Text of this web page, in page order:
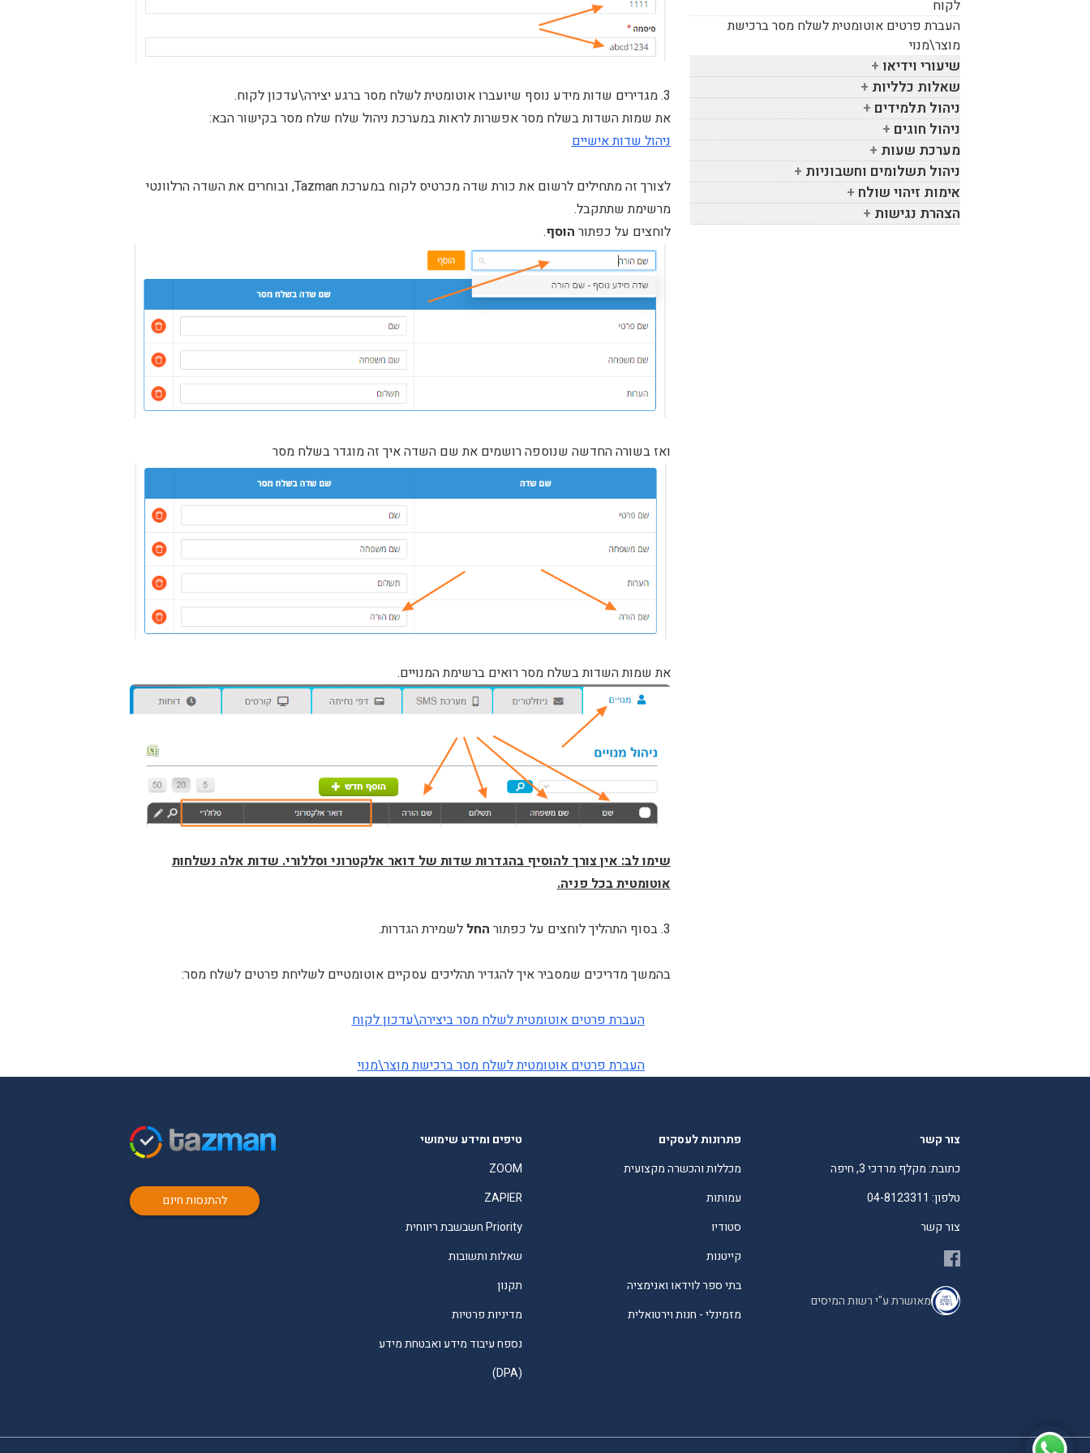
לקוח
העברת פרטים אוטומטית לשלח מסר ברכישת
מוצר\מנוי
שיעורי וידיאו
שאלות כלליות
ניהול תלמידים
ניהול חוגים
מערכת שעות
ניהול תשלומים וחשבוניות
אימות זיהוי שולח
הצהרת נגישות
3. מגדירים שדות מידע נוסף שיועברו אוטומטית לשלח מסר ברגע יצירה\עדכון לקוח.
את שמות השדות בשלח מסר אפשרות לראות במערכת ניהול שלח שלח מסר בקישור הבא:
ניהול שדות אישיים
לצורך זה מתחילים לרשום את כורת שדה מכרטיס לקוח במערכת Tazman, ובוחרים את השדה הרלוונטי
מרשימת שתתקבל.
לוחצים על כפתור הוסף.
ואז בשורה החדשה שנוספה רושמים את שם השדה איך זה מוגדר בשלח מסר
את שמות השדות בשלח מסר רואים ברשימת המנויים.
שימו לב: אין צורך להוסיף בהגדרות שדות של דואר אלקטרוני וסללורי. שדות אלה נשלחות
אוטומטית בכל פניה.
3. בסוף התהליך לוחצים על כפתור החל לשמירת הגדרות.
בהמשך מדריכים שמסביר איך להגדיר תהליכים עסקיים אוטומטיים לשליחת פרטים לשלח מסר:
העברת פרטים אוטומטית לשלח מסר ביצירה\עדכון לקוח
העברת פרטים אוטומטית לשלח מסר ברכישת מוצר\מנוי
צור קשר
כתובת: מקלף מרדכי 3, חיפה
טלפון: 04-8123311
צור קשר
מאושרת ע"י רשות המיסים
פתרונות לעסקים
מכללות והכשרה מקצועית
עמותות
סטודיו
קייטנות
בתי ספר לוידאו ואנימציה
מזמינלי - חנות וירטואלית
טיפים ומידע שימושי
ZOOM
ZAPIER
Priority חשבשבת ריווחית
שאלות ותשובות
תקנון
מדיניות פרטיות
נספח עיבוד מידע ואבטחת מידע
(DPA)
להתנסות חינם